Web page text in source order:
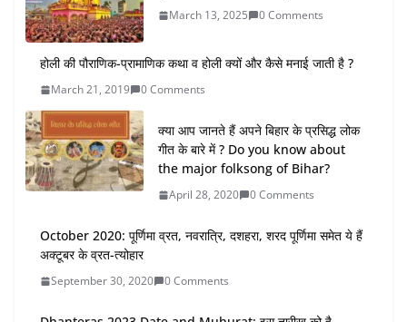
March 13, 2025 0 Comments
होली की पौराणिक-प्रामाणिक कथा व होली क्यों और कैसे मनाई जाती है ?
March 21, 2019 0 Comments
क्या आप जानते हैं अपने बिहार के प्रसिद्ध लोक
गीत के बारे में ? Do you know about
the major folksong of Bihar?
April 28, 2020 0 Comments
October 2020: पूर्णिमा व्रत, नवरात्रि, दशहरा, शरद पूर्णिमा समेत ये हैं
अक्टूबर के व्रत-त्‍योहार
September 30, 2020 0 Comments